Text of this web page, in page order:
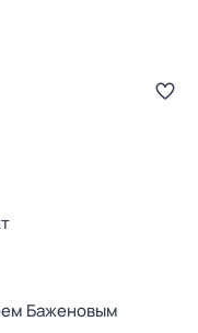
Баженовым